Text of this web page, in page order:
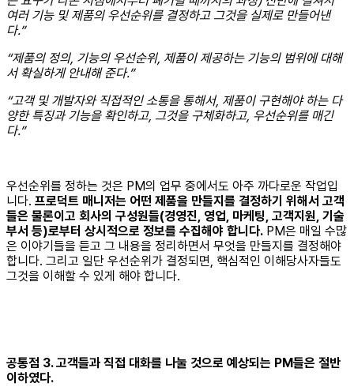
여러 기능 및 제품의 우선순위를 결정하고 그것을 실제로 만들어낸
다.”
“제품의 정의, 기능의 우선순위, 제품이 제공하는 기능의 범위에 대해
서 확실하게 안내해 준다.”
“고객 및 개발자와 직접적인 소통을 통해서, 제품이 구현해야 하는 다
양한 특징과 기능을 확인하고, 그것을 구체화하고, 우선순위를 매긴
다.”
우선순위를 정하는 것은 PM의 업무 중에서도 아주 까다로운 작업입
니다. 프로덕트 매니저는 어떤 제품을 만들지를 결정하기 위해서 고객
들은 물론이고 회사의 구성원들(경영진, 영업, 마케팅, 고객지원, 기술
부서 등)로부터 상시적으로 정보를 수집해야 합니다. PM은 매일 수많
은 이야기들을 듣고 그 내용을 정리하면서 무엇을 만들지를 결정해야
합니다. 그리고 일단 우선순위가 결정되면, 핵심적인 이해당사자들도
그것을 이해할 수 있게 해야 합니다.
공통점 3. 고객들과 직접 대화를 나눌 것으로 예상되는 PM들은 절반
이하였다.